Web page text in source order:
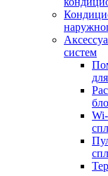
систем